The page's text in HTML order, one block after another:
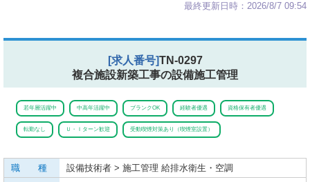
最終更新日時：2026/8/7 09:54
[求人番号]TN-0297
複合施設新築工事の設備施工管理
若年層活躍中 中高年活躍中 ブランクOK 経験者優遇 資格保有者優遇
転勤なし Ｕ・Ｉターン歓迎 受動喫煙対策あり（喫煙室設置）
職 種 設備技術者 > 施工管理 給排水衛生・空調